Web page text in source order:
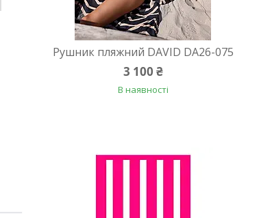
Рушник пляжний DAVID DA26-075
3 100 ₴
В наявності